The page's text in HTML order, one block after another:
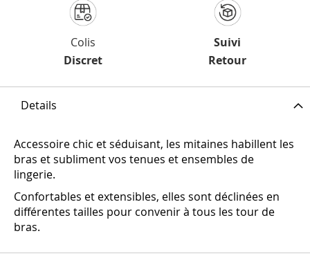
Colis
Discret
Suivi
Retour
Details
Accessoire chic et séduisant, les mitaines habillent les
bras et subliment vos tenues et ensembles de
lingerie.
Confortables et extensibles, elles sont déclinées en
différentes tailles pour convenir à tous les tour de
bras.